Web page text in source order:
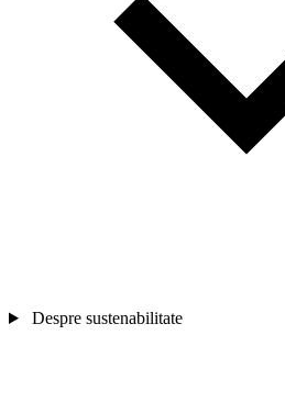
Despre sustenabilitate